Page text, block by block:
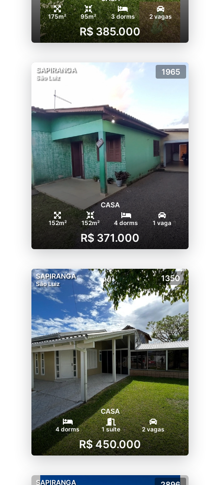
175m² 95m² 3 dorms 2 vagas
R$ 385.000
SAPIRANGA
São Luiz
1965
CASA
152m² 152m² 4 dorms 1 vaga
R$ 371.000
SAPIRANGA
São Luiz
1350
CASA
4 dorms 1 suíte 2 vagas
R$ 450.000
SAPIRANGA